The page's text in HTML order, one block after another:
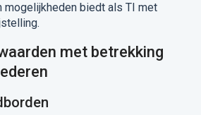
mogelijkheden biedt als TI met
met betrekking